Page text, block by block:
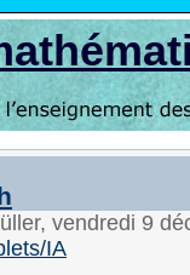
vendredi 9
IA